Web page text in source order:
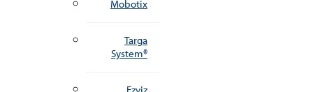
Mobotix
Targa
System®